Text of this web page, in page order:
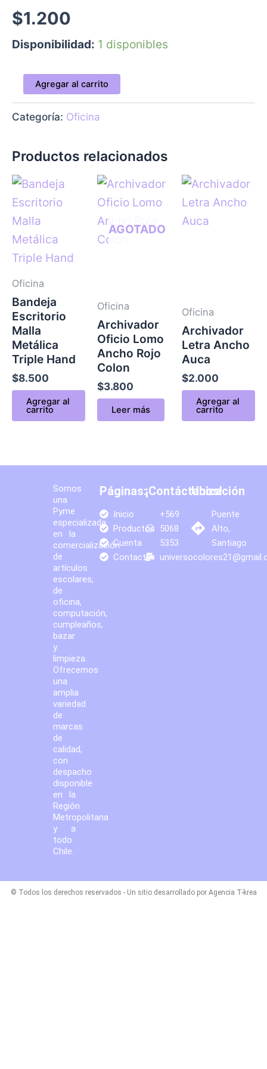
$1.200
Disponibilidad: 1 disponibles
Agregar al carrito
Categoría: Oficina
Productos relacionados
Oficina
Bandeja
Escritorio
Malla
Metálica
Triple Hand
$8.500
Agregar al
carrito
AGOTADO
Oficina
Archivador
Oficio Lomo
Ancho Rojo
Colon
$3.800
Leer más
Oficina
Archivador
Letra Ancho
Auca
$2.000
Agregar al
carrito
Somos
una
Pyme
especializada
en la
comercialización
de
artículos
escolares,
de
oficina,
computación,
cumpleaños,
bazar
y
limpieza.
Ofrecemos
una
amplia
variedad
de
marcas
de
calidad,
con
despacho
disponible
en la
Región
Metropolitana
y a
todo
Chile.
Páginas:
Inicio
Productos
Cuenta
Contacto
¡Contáctanos!
+569
5068
5353
Ubicación
Puente
Alto,
Santiago
© Todos los derechos reservados - Un sitio desarrollado por Agencia T-krea